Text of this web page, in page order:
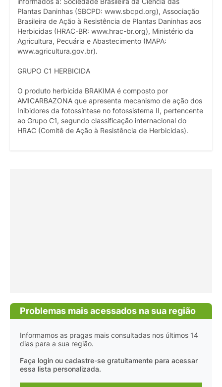
Plantas Daninhas (SBCPD: www.sbcpd.org), Associação
Brasileira de Ação à Resistência de Plantas Daninhas aos
Herbicidas (HRAC-BR: www.hrac-br.org), Ministério da
Agricultura, Pecuária e Abastecimento (MAPA:
www.agricultura.gov.br).
GRUPO C1 HERBICIDA
O produto herbicida BRAKIMA é composto por
AMICARBAZONA que apresenta mecanismo de ação dos
Inibidores da fotossíntese no fotossistema II, pertencente
ao Grupo C1, segundo classificação internacional do
HRAC (Comitê de Ação à Resistência de Herbicidas).
Problemas mais acessados na sua região
Informamos as pragas mais consultadas nos últimos 14
dias para a sua região.
Faça login ou cadastre-se gratuitamente para acessar
essa lista personalizada.